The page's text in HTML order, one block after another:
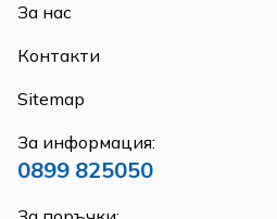
За нас
Контакти
Sitemap
За информация:
0899 825050